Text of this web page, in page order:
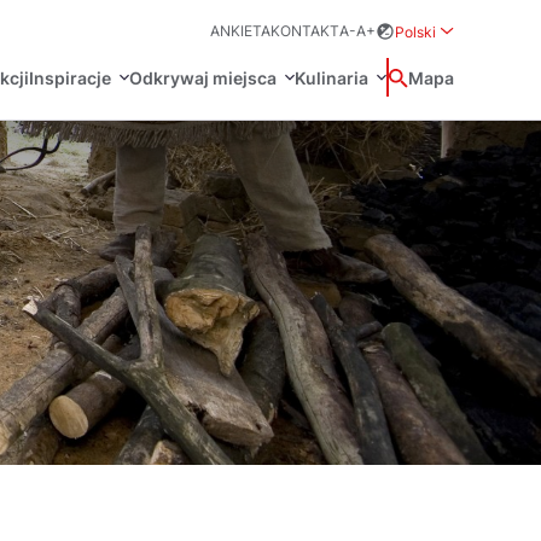
ANKIETAKONTAKTA-A+
Polski
Inspiracje
Certyfikaty POT
Odkrywaj miejsca Kulinaria
Restauracje Michelin
Wyszukaj
Mapa
Français
日本語
Svenska